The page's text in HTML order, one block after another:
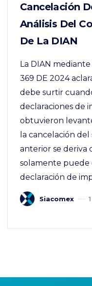
Cancelación
Análisis Del
De La DIAN
La DIAN
369 DE 2024
debe surtir
declaraciones de
obtuvieron
la cancelación
anterior se deriva
solamente puede
declaración de
Siacomex